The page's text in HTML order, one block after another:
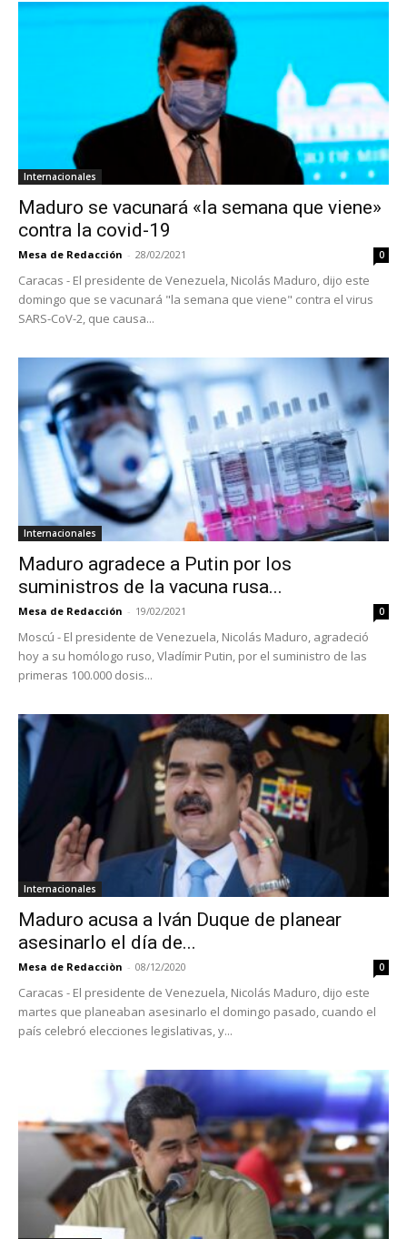
Internacionales
Maduro se vacunará «la semana que viene»
contra la covid-19
Mesa de Redacción - 28/02/2021 0
Caracas - El presidente de Venezuela, Nicolás Maduro, dijo este
domingo que se vacunará "la semana que viene" contra el virus
SARS-CoV-2, que causa...
Internacionales
Maduro agradece a Putin por los
suministros de la vacuna rusa...
Mesa de Redacción - 19/02/2021 0
Moscú - El presidente de Venezuela, Nicolás Maduro, agradeció
hoy a su homólogo ruso, Vladímir Putin, por el suministro de las
primeras 100.000 dosis...
Internacionales
Maduro acusa a Iván Duque de planear
asesinarlo el día de...
Mesa de Redacciòn - 08/12/2020 0
Caracas - El presidente de Venezuela, Nicolás Maduro, dijo este
martes que planeaban asesinarlo el domingo pasado, cuando el
país celebró elecciones legislativas, y...